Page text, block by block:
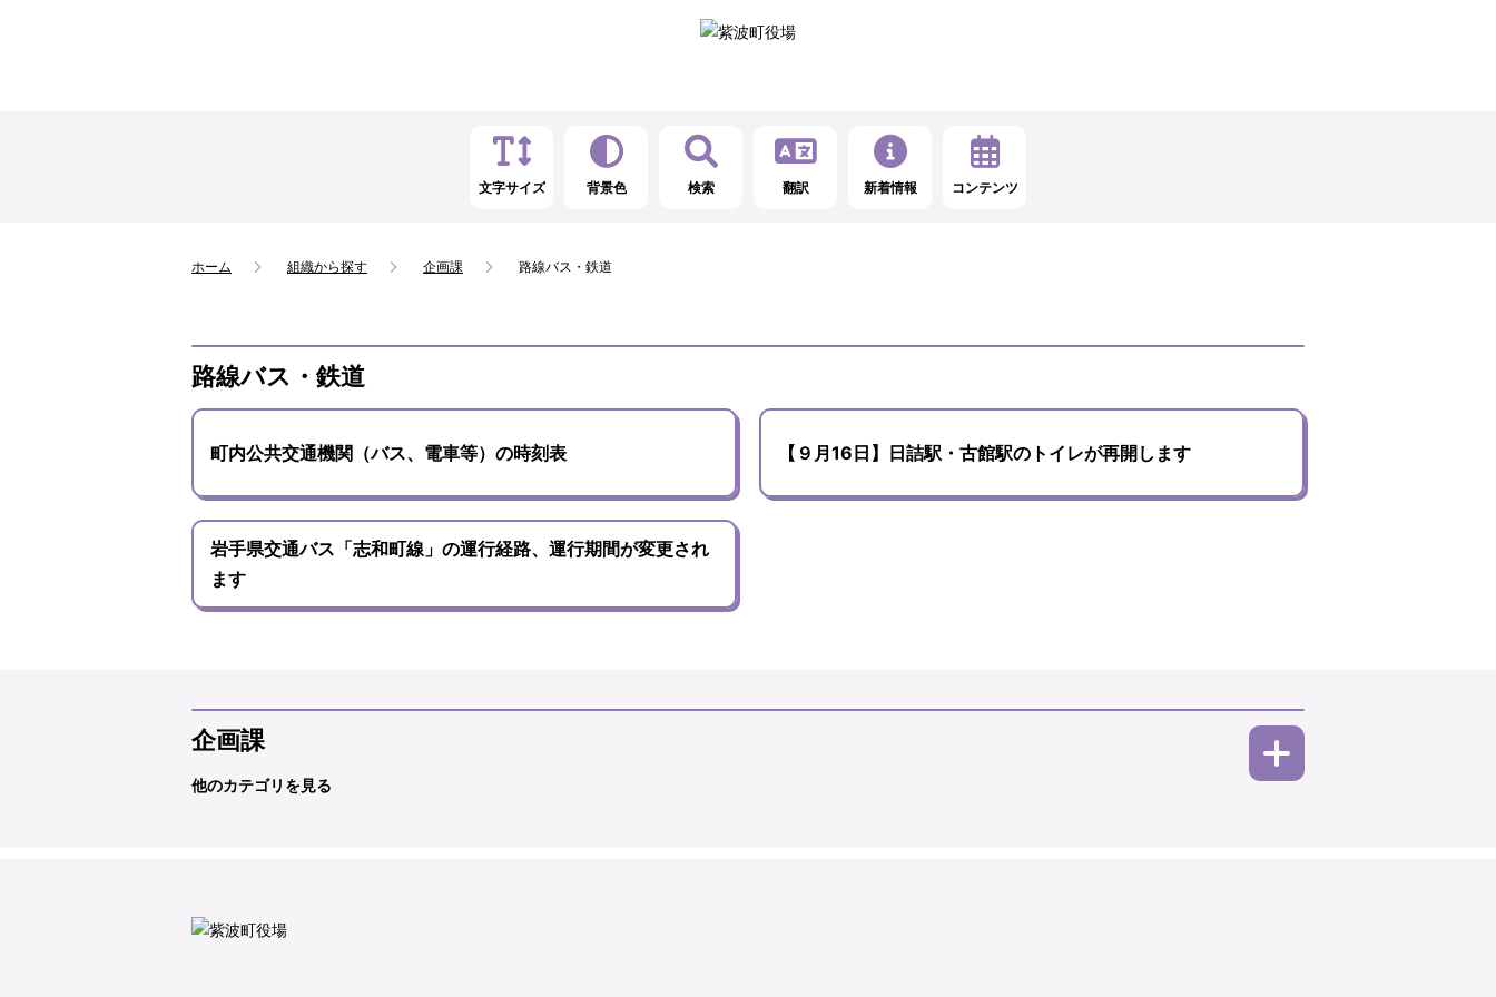
文字サイズ 背景色 検索 翻訳 新着情報 コンテンツ
ホーム 組織から探す 企画課 路線バス・鉄道
路線バス・鉄道
町内公共交通機関（バス、電車等）の時刻表 【９月16日】日詰駅・古館駅のトイレが再開します
岩手県交通バス「志和町線」の運行経路、運行期間が変更され
ます
企画課
他のカテゴリを見る